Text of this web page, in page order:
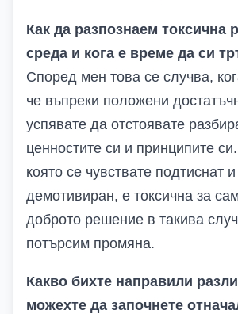
Как да разпознаем токсична
среда и кога е време да си
Според мен това се случва,
че въпреки положени
успявате да отстоявате
ценностите си и принципите
която се чувствате подтиснат и
демотивиран, е токсична за
доброто решение в такива
потърсим промяна.
Какво бихте направили
можехте да започнете